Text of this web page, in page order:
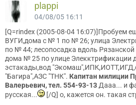
plappi
04/08/05 16:11
[Q=rindex (2005-08-04 16:07)]Пробуем
ВУГИ,дома с № 1 по № 26; улица
по № 44; лесопосадка вдоль
дома № 25 по улице Элекктрификации
эстакады,вод
"Багира",АЗС "ТНК". Капитан милиции
Валерьевич, тел. 554-93-13 Дааа... и
русская...
[/Q] о, кажется он. такая